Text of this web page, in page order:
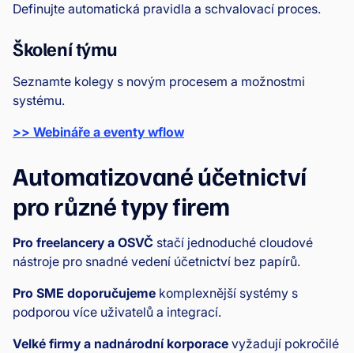
Definujte automatická pravidla a schvalovací proces.
Školení týmu
Seznamte kolegy s novým procesem a možnostmi
systému.
>> Webináře a eventy wflow
Automatizované účetnictví
pro různé typy firem
Pro freelancery a OSVČ stačí jednoduché cloudové
nástroje pro snadné vedení účetnictví bez papírů.
Pro SME doporučujeme komplexnější systémy s
podporou více uživatelů a integrací.
Velké firmy a nadnárodní korporace vyžadují pokročilé